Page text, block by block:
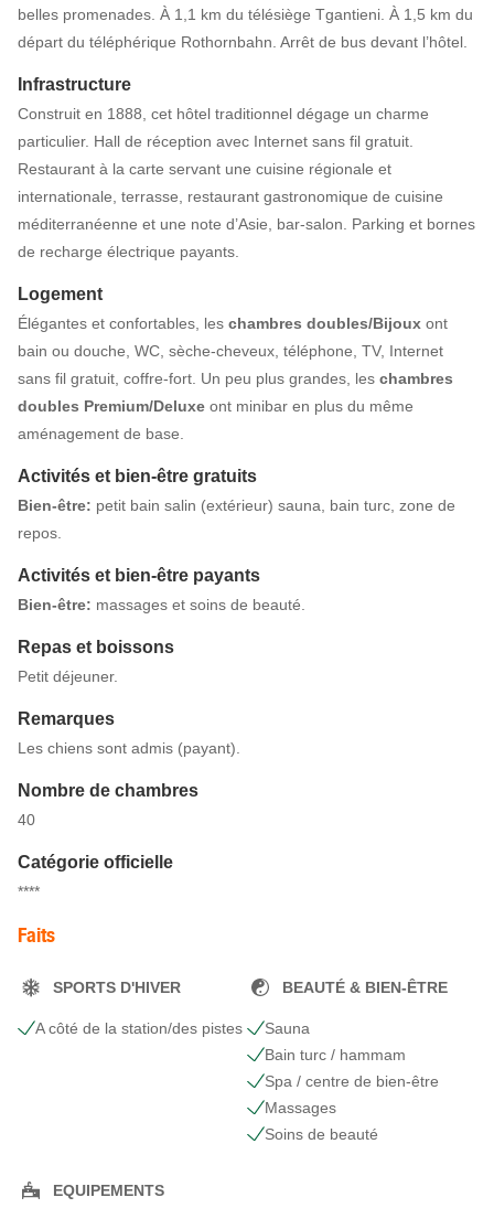
belles promenades. À 1,1 km du télésiège Tgantieni. À 1,5 km du
départ du téléphérique Rothornbahn. Arrêt de bus devant l’hôtel.
Infrastructure
Construit en 1888, cet hôtel traditionnel dégage un charme
particulier. Hall de réception avec Internet sans fil gratuit.
Restaurant à la carte servant une cuisine régionale et
internationale, terrasse, restaurant gastronomique de cuisine
méditerranéenne et une note d’Asie, bar-salon. Parking et bornes
de recharge électrique payants.
Logement
Élégantes et confortables, les chambres doubles/Bijoux ont
bain ou douche, WC, sèche-cheveux, téléphone, TV, Internet
sans fil gratuit, coffre-fort. Un peu plus grandes, les chambres
doubles Premium/Deluxe ont minibar en plus du même
aménagement de base.
Activités et bien-être gratuits
Bien-être: petit bain salin (extérieur) sauna, bain turc, zone de
repos.
Activités et bien-être payants
Bien-être: massages et soins de beauté.
Repas et boissons
Petit déjeuner.
Remarques
Les chiens sont admis (payant).
Nombre de chambres
40
Catégorie officielle
****
Faits
SPORTS D'HIVER
A côté de la station/des pistes
BEAUTÉ & BIEN-ÊTRE
Sauna
Bain turc / hammam
Spa / centre de bien-être
Massages
Soins de beauté
EQUIPEMENTS